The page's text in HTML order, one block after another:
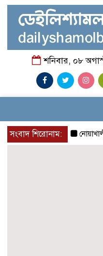
শনিবার, ০৮
সংবাদ শিরোনাম:নোয়াখালীতে